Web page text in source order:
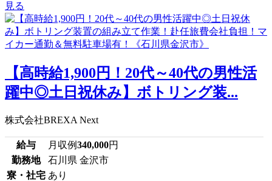
見る
【高時給1,900円！20代～40代の男性活
躍中◎土日祝休み】ボトリング装...
株式会社BREXA Next
給与 月収例340,000円
勤務地
石川県 金沢市
寮・社宅 あり